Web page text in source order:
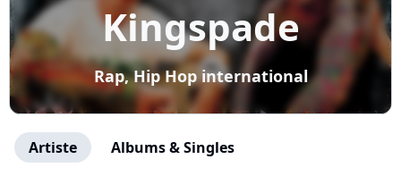
Kingspade
Rap, Hip Hop international
Artiste Albums & Singles